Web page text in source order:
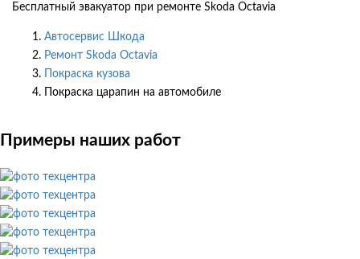
Бесплатный эвакуатор при ремонте Skoda Octavia
Автосервис Шкода
Ремонт Skoda Octavia
Покраска кузова
Покраска царапин на автомобиле
Примеры наших работ